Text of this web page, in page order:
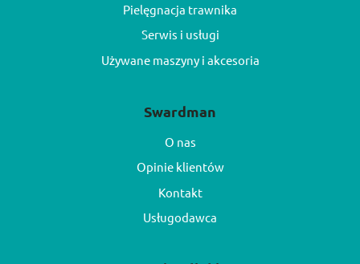
Pielęgnacja trawnika
Serwis i usługi
Używane maszyny i akcesoria
Swardman
O nas
Opinie klientów
Kontakt
Usługodawca